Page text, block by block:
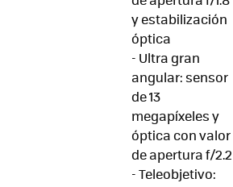
y estabilización
óptica
- Ultra gran
angular: sensor
de 13
megapíxeles y
óptica con valor
de apertura f/2.2
- Teleobjetivo: